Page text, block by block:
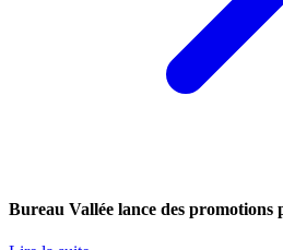
Bureau Vallée lance des promotions